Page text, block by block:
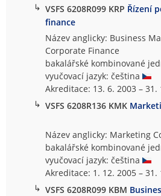
↳ VSFS 6208R099 KRP Řízení
finance
Název anglicky: Business
Corporate Finance
bakalářské kombinované
vyučovací jazyk: čeština
Akreditace: 13. 6. 2003 – 31.
↳ VSFS 6208R136 KMK
Název anglicky: Marketing
bakalářské kombinované
vyučovací jazyk: čeština
Akreditace: 1. 12. 2005 – 31.
↳ VSFS 6208R099 KBM